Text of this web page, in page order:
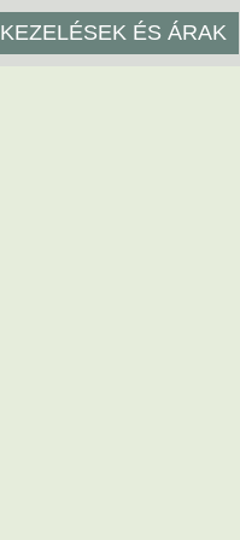
KEZELÉSEK ÉS ÁRAK